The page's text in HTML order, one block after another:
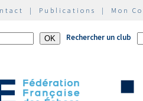
| Publications | Mon
Rechercher un club